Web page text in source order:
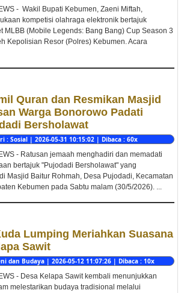
- Wakil Bupati Kebumen, Zaeni Miftah,
kompetisi olahraga elektronik bertajuk
MLBB (Mobile Legends: Bang Bang) Cup Season 3
Kepolisian Resor (Polres) Kebumen. Acara
Quran dan Resmikan Masjid
Warga Bonorowo Padati
Bersholawat
: Sosial | 2026-05-31 10:15:02 | Dibaca : 60x
- Ratusan jemaah menghadiri dan memadati
bertajuk "Pujodadi Bersholawat" yang
Masjid Baitur Rohmah, Desa Pujodadi, Kecamatan
Kebumen pada Sabtu malam (30/5/2026). ...
Lumping Meriahkan Suasana
Sawit
dan Budaya | 2026-05-12 11:07:26 | Dibaca : 10x
- Desa Kelapa Sawit kembali menunjukkan
melestarikan budaya tradisional melalui